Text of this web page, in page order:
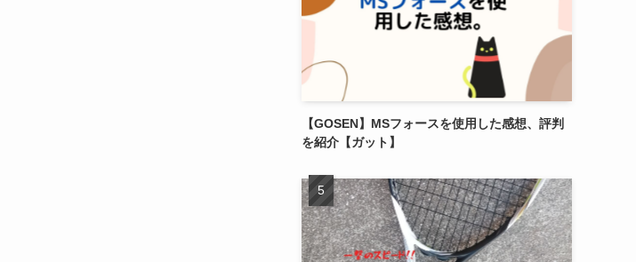
【GOSEN】MSフォースを使用した感想、評判
を紹介【ガット】